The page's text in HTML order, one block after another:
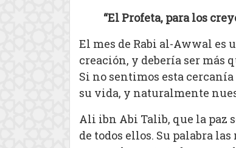
“El Profeta, para los
El mes de Rabi al-Awwal es
creación, y debería ser más
Si no sentimos esta
su vida, y naturalmente
Ali ibn Abi Talib, que la paz
de todos ellos. Su palabra